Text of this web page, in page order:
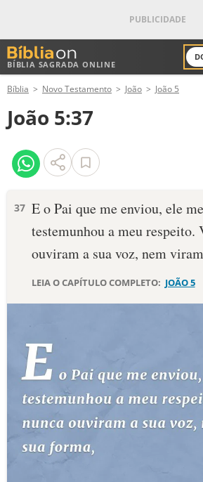
BÍBLIA SAGRADA ONLINE
ANTIGO TESTAMENTO
NOVO TESTAMENTO
VERSÍCULOS
PALAVRA DO DIA
DEVOCIONAL DIÁRIO
10 MANDAMENTOS
ESTUDOS BÍBLICOS
TEMAS
Bíblia Novo Testamento João João 5
João 5:37
37 E o Pai que me enviou, ele
testemunhou a meu respeito.
ouviram a sua voz, nem
LEIA O CAPÍTULO COMPLETO: JOÃO 5